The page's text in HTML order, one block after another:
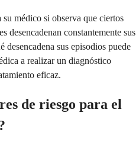
médico si observa que ciertos
desencadenan constantemente sus
sus episodios puede
a realizar un diagnóstico
eficaz.
de riesgo para el